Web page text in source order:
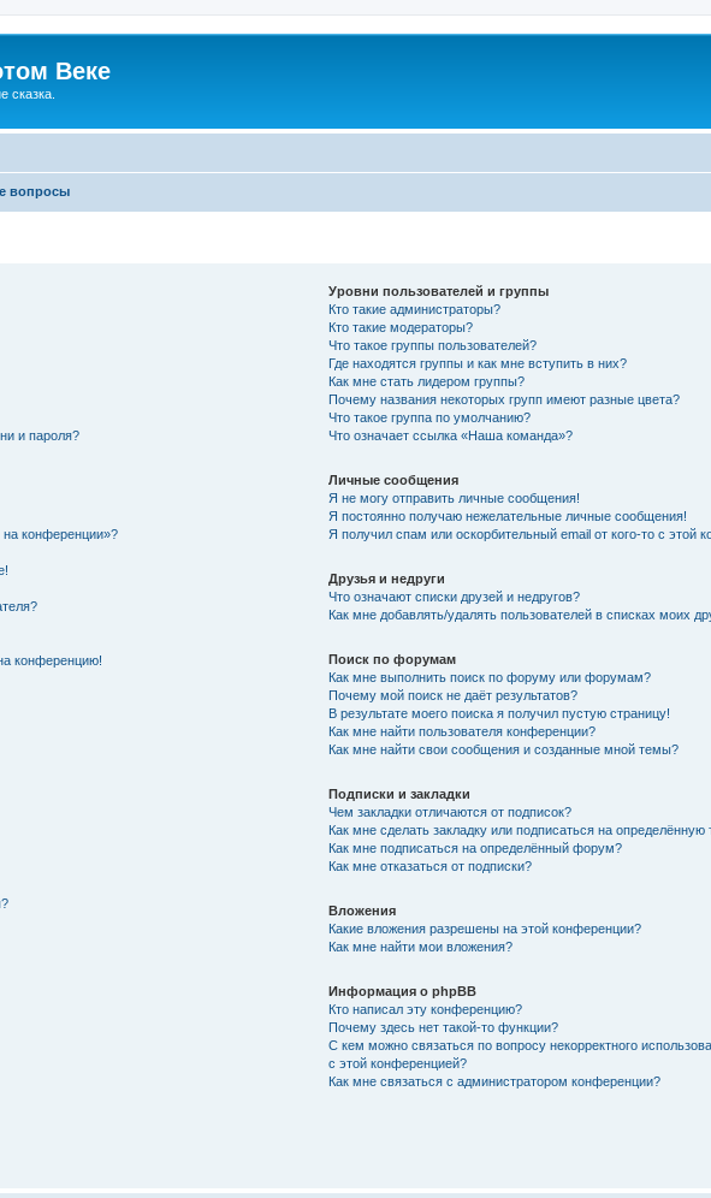
Веке
сказка.
вопросы
и пароля?
на конференции»?
конференцию!
Уровни пользователей и группы
Кто такие администраторы?
Кто такие модераторы?
Что такое группы пользователей?
Где находятся группы и как мне вступить в них?
Как мне стать лидером группы?
Почему названия некоторых групп имеют разные цвета?
Что такое группа по умолчанию?
Что означает ссылка «Наша команда»?
Личные сообщения
Я не могу отправить личные сообщения!
Я постоянно получаю нежелательные личные сообщения!
Я получил спам или оскорбительный email от кого-то с этой
Друзья и недруги
Что означают списки друзей и недругов?
Как мне добавлять/удалять пользователей в списках моих
Поиск по форумам
Как мне выполнить поиск по форуму или форумам?
Почему мой поиск не даёт результатов?
В результате моего поиска я получил пустую страницу!
Как мне найти пользователя конференции?
Как мне найти свои сообщения и созданные мной темы?
Подписки и закладки
Чем закладки отличаются от подписок?
Как мне сделать закладку или подписаться на определённую
Как мне подписаться на определённый форум?
Как мне отказаться от подписки?
Вложения
Какие вложения разрешены на этой конференции?
Как мне найти мои вложения?
Информация о phpBB
Кто написал эту конференцию?
Почему здесь нет такой-то функции?
С кем можно связаться по вопросу некорректного
с этой конференцией?
Как мне связаться с администратором конференции?